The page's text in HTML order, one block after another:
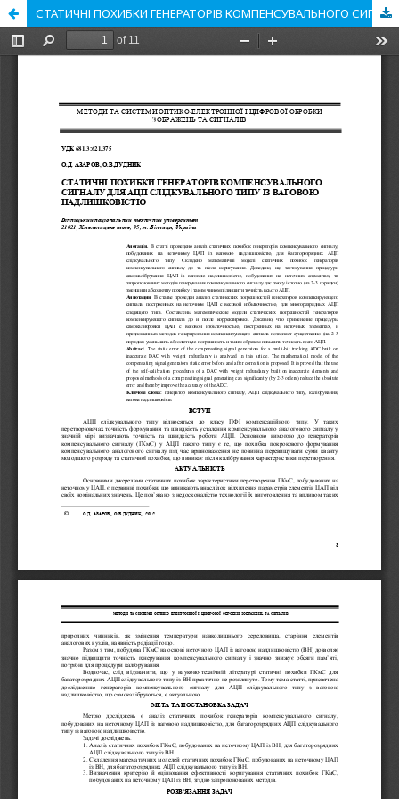
СТАТИЧНІ ПОХИБКИ ГЕНЕРАТОРІВ КОМПЕНСУВАЛЬНОГО СИГНАЛУ ДЛЯ АЦП СЛІДКУВАЛЬНОГО ТИПУ ІЗ ВАГОВОЮ НАДЛИШКОВІСТЮ